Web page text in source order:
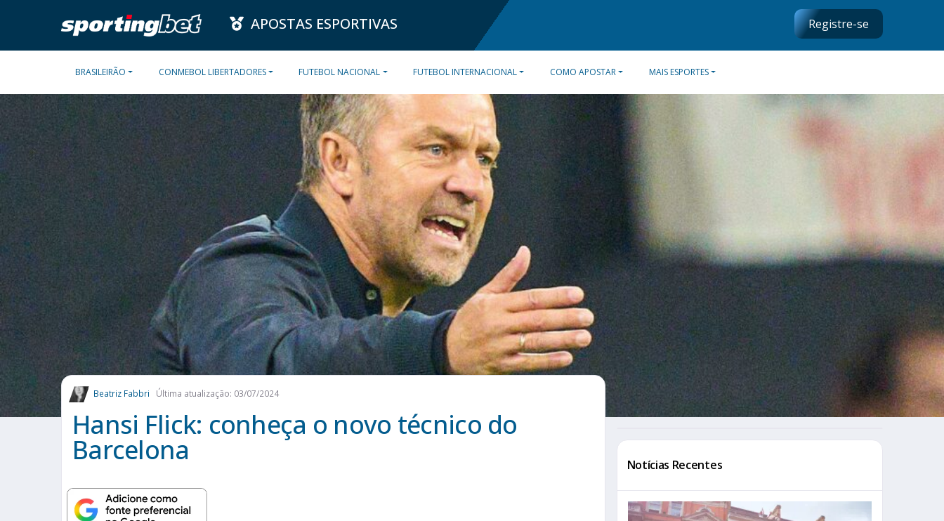
APOSTAS ESPORTIVAS Registre-se
BRASILEIRÃO CONMEBOL LIBERTADORES FUTEBOL NACIONAL FUTEBOL INTERNACIONAL COMO APOSTAR MAIS ESPORTES
Beatriz Fabbri Última atualização: 03/07/2024
Hansi Flick: conheça o novo técnico do
Barcelona Notícias Recentes